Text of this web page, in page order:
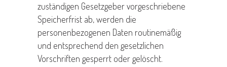
zuständigen Gesetzgeber vorgeschriebene
Speicherfrist ab, werden die
personenbezogenen Daten routinemäßig
und entsprechend den gesetzlichen
Vorschriften gesperrt oder gelöscht.